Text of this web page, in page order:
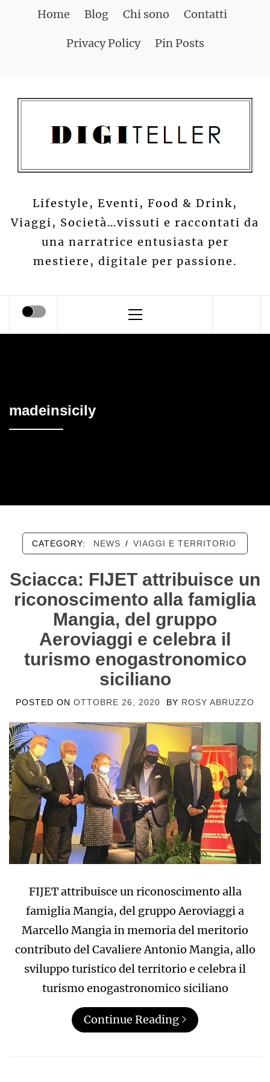
Home Blog Chi sono Contatti
Privacy Policy Pin Posts
Lifestyle, Eventi, Food & Drink,
Viaggi, Società…vissuti e raccontati da
una narratrice entusiasta per
mestiere, digitale per passione.
Menu
madeinsicily
CATEGORY: NEWS / VIAGGI E TERRITORIO
Sciacca: FIJET attribuisce un
riconoscimento alla famiglia
Mangia, del gruppo
Aeroviaggi e celebra il
turismo enogastronomico
siciliano
POSTED ON OTTOBRE 26, 2020 BY ROSY ABRUZZO
FIJET attribuisce un riconoscimento alla
famiglia Mangia, del gruppo Aeroviaggi a
Marcello Mangia in memoria del meritorio
contributo del Cavaliere Antonio Mangia, allo
sviluppo turistico del territorio e celebra il
turismo enogastronomico siciliano
Continue Reading